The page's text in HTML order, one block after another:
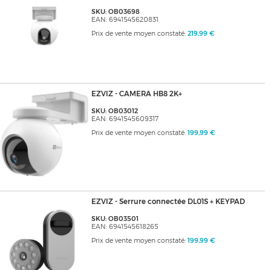
SKU: OB03698
EAN: 6941545620831
Prix de vente moyen constaté: 219,99 €
EZVIZ - CAMERA HB8 2K+
SKU: OB03012
EAN: 6941545609317
Prix de vente moyen constaté: 199,99 €
EZVIZ - Serrure connectée DL01S + KEYPAD
SKU: OB03501
EAN: 6941545618265
Prix de vente moyen constaté: 199,99 €